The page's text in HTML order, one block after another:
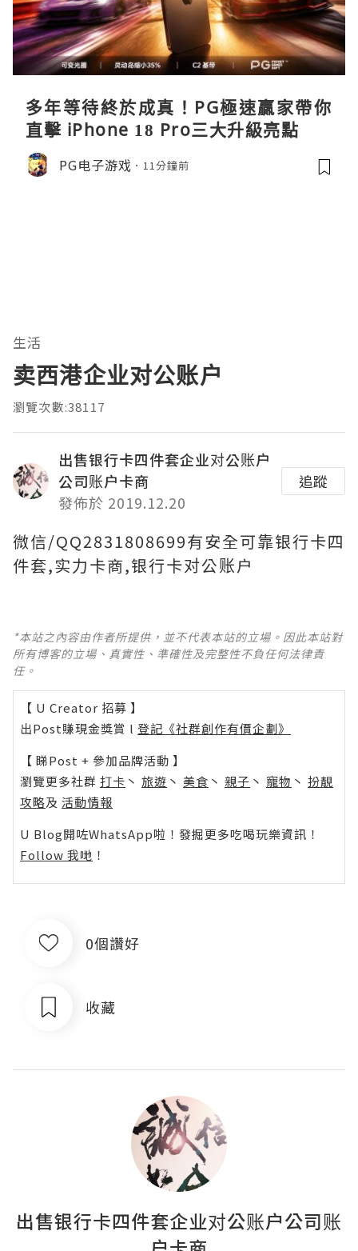
多年等待終於成真！PG極速贏家帶你
直擊 iPhone 18 Pro三大升級亮點
PG电子游戏 11分鐘前
生活
卖西港企业对公账户
瀏覽次數:38117
出售银行卡四件套企业对公账户
公司账户卡商
發佈於 2019.12.20
追蹤
微信/QQ2831808699有安全可靠银行卡四
件套,实力卡商,银行卡对公账户
*本站之內容由作者所提供，並不代表本站的立場。因此本站對
所有博客的立場、真實性、準確性及完整性不負任何法律責
任。
【 U Creator 招募 】
出Post賺現金獎賞 l 登記《社群創作有價企劃》
【 睇Post + 參加品牌活動 】
瀏覽更多社群 打卡 丶 旅遊 丶 美食 丶 親子 丶 寵物 丶 扮靚
攻略及 活動情報
U Blog開咗WhatsApp啦！發掘更多吃喝玩樂資訊！
Follow 我哋 ！
0個讚好
收藏
出售银行卡四件套企业对公账户公司账